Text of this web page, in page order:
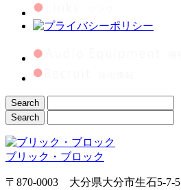
ブリック・ブロック
〒870-0003 大分県大分市生石5-7-5